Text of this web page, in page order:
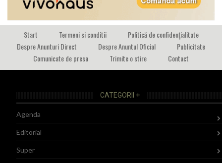
Start Termeni si conditii
Politică de confidențialitate
Despre Anunturi Direct
Despre Anuntul Oficial
Publicitate
Comunicate de presa
Trimite o stire Contact
CATEGORII +
Agenda
Editorial
Super